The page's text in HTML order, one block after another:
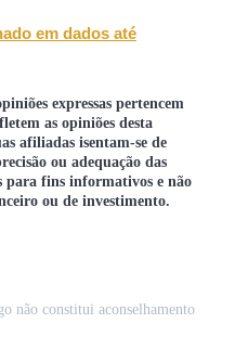
USDT
APR
Rewards
em dados até
expressas pertencem
as opiniões desta
afiliadas isentam-se de
ou adequação das
para fins informativos e não
ou de investimento.
não constitui aconselhamento